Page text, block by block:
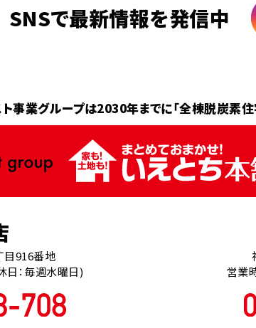
SNSで最新情報を発信中
事業グループは2030年までに「全棟脱炭素
目916番地
日：毎週水曜日)
営業